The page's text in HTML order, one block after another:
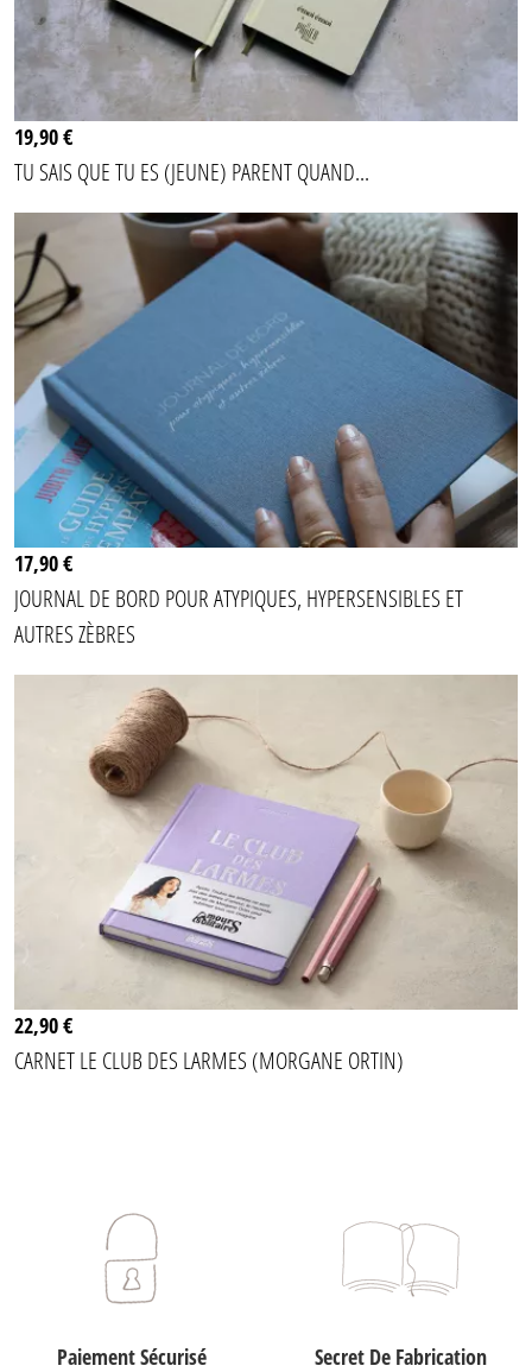
19,90 €
TU SAIS QUE TU ES (JEUNE) PARENT QUAND...
17,90 €
JOURNAL DE BORD POUR ATYPIQUES, HYPERSENSIBLES ET
AUTRES ZÈBRES
22,90 €
CARNET LE CLUB DES LARMES (MORGANE ORTIN)
Paiement Sécurisé Secret De Fabrication